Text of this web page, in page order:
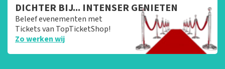
DICHTER BIJ... INTENSER GENIETEN
Beleef evenementen met
Tickets van TopTicketShop!
Zo werken wij